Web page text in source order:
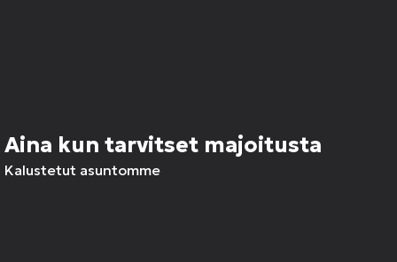
Aina kun tarvitset majoitusta
Kalustetut asuntomme